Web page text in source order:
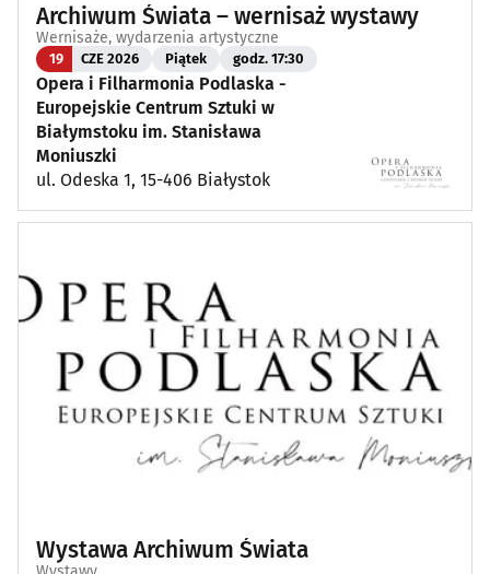
Archiwum Świata – wernisaż wystawy
Wernisaże, wydarzenia artystyczne
19 CZE 2026 Piątek godz. 17:30
Opera i Filharmonia Podlaska -
Europejskie Centrum Sztuki w
Białymstoku im. Stanisława
Moniuszki
ul. Odeska 1, 15-406 Białystok
Wystawa Archiwum Świata